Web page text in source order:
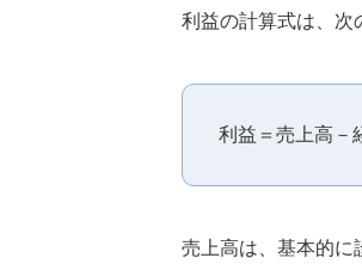
利益の計算式は、次
利益＝売上高－
売上高は、基本的に